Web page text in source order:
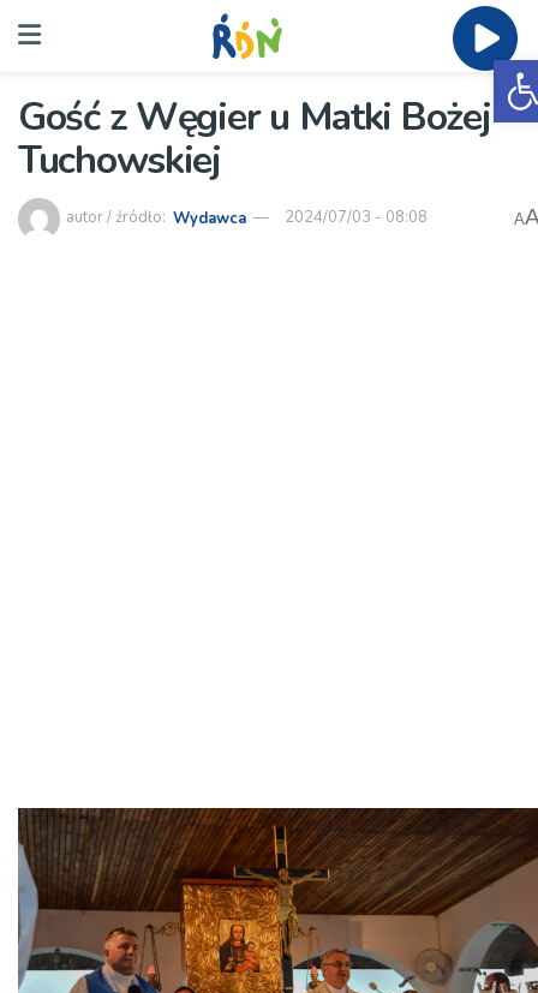
Gość z Węgier u Matki Bożej
Tuchowskiej
autor / źródło: Wydawca 2024/07/03 - 08:08 A